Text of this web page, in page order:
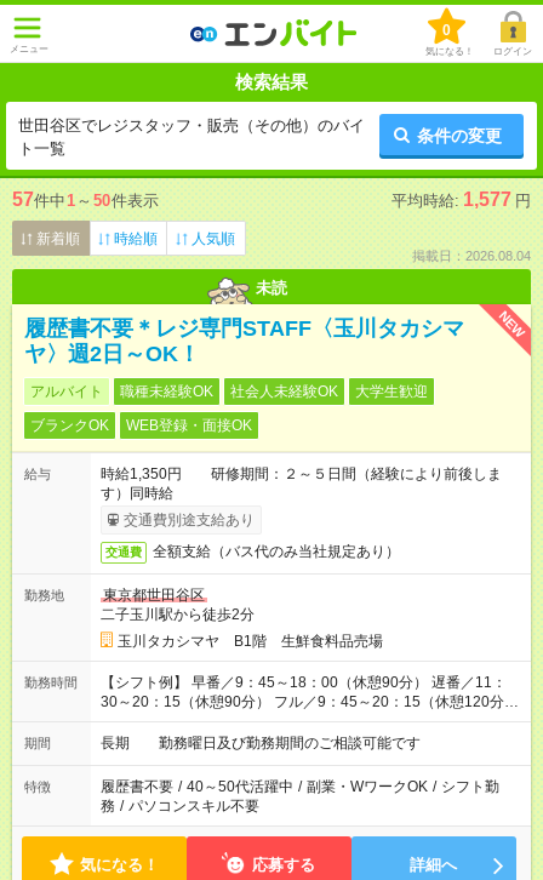
メニュー
0
気になる！ ログイン
検索結果
世田谷区でレジスタッフ・販売（その他）のバイ
ト一覧
条件の変更
57件中1 ～ 50件表示 平均時給: 1,577 円
新着順 時給順 人気順
掲載日：2026.08.04
未読
NEW
履歴書不要＊レジ専門STAFF〈玉川タカシマ
ヤ〉週2日～OK！
アルバイト 職種未経験OK 社会人未経験OK
大学生歓迎
ブランクOK
WEB登録・面接OK
給与
時給1,350円 研修期間：２～５日間（経験により前後しま
す）同時給
交通費別途支給あり
交通費 全額支給（バス代のみ当社規定あり）
勤務地
東京都世田谷区
二子玉川駅から徒歩2分
玉川タカシマヤ B1階 生鮮食料品売場
勤務時間
【シフト例】 早番／9：45～18：00（休憩90分） 遅番／11：
30～20：15（休憩90分） フル／9：45～20：15（休憩120分）
※ローテーションシフト制 実働：実働7～8時間
期間 長期 勤務曜日及び勤務期間のご相談可能です
特徴 履歴書不要 / 40～50代活躍中 / 副業・WワークOK / シフト勤
務 / パソコンスキル不要
気になる！ 応募する 詳細へ